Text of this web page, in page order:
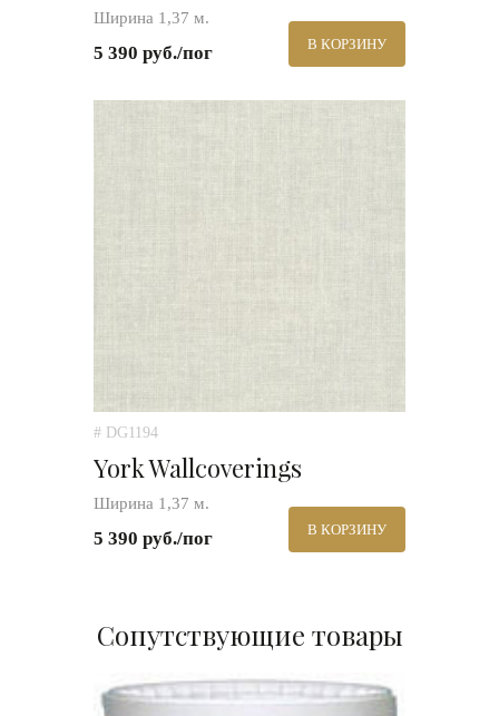
Ширина 1,37 м.
5 390 руб./пог В КОРЗИНУ
# DG1194
York Wallcoverings
Ширина 1,37 м.
5 390 руб./пог В КОРЗИНУ
Сопутствующие товары